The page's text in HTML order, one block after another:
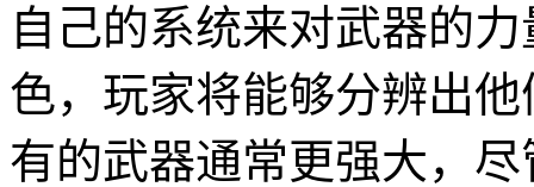
自己的系统来对武器的
色，玩家将能够分辨出
有的武器通常更强大，